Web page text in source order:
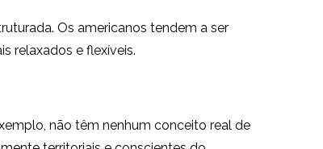
Os americanos tendem a ser
relaxados e flexíveis.
não têm nenhum conceito real de